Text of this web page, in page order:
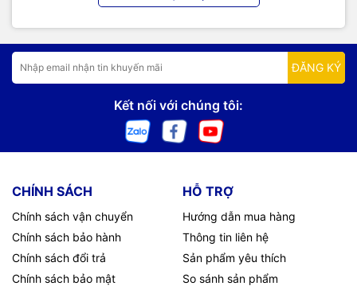
ĐĂNG KÝ
Kết nối với chúng tôi:
CHÍNH SÁCH
Chính sách vận chuyển
Chính sách bảo hành
Chính sách đổi trả
Chính sách bảo mật
HỖ TRỢ
Hướng dẫn mua hàng
Thông tin liên hệ
Sản phẩm yêu thích
So sánh sản phẩm